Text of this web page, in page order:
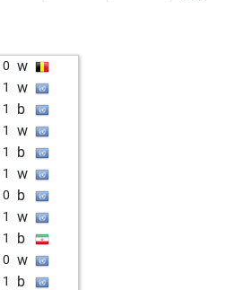
0 w
1 w
1 b
1 w
1 b
1 w
0 b
1 w
1 b
0 w
1 b